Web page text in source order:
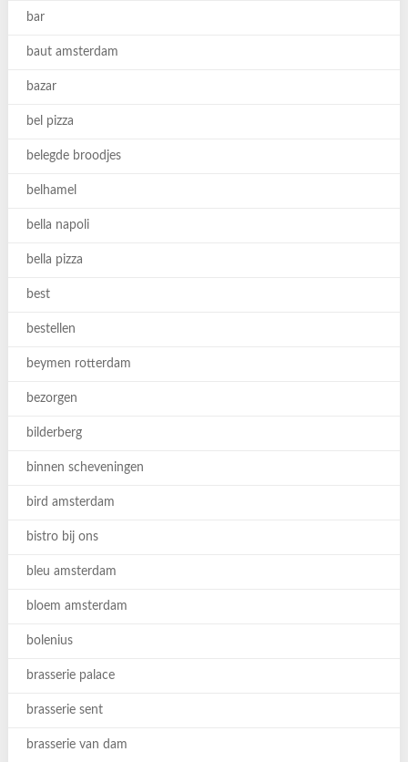
bar
baut amsterdam
bazar
bel pizza
belegde broodjes
belhamel
bella napoli
bella pizza
best
bestellen
beymen rotterdam
bezorgen
bilderberg
binnen scheveningen
bird amsterdam
bistro bij ons
bleu amsterdam
bloem amsterdam
bolenius
brasserie palace
brasserie sent
brasserie van dam